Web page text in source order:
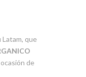
Latam, que
de